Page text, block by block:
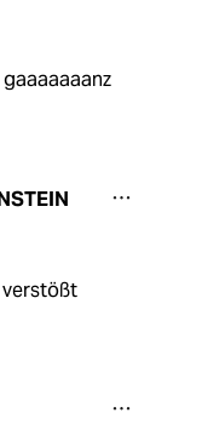
verstößt